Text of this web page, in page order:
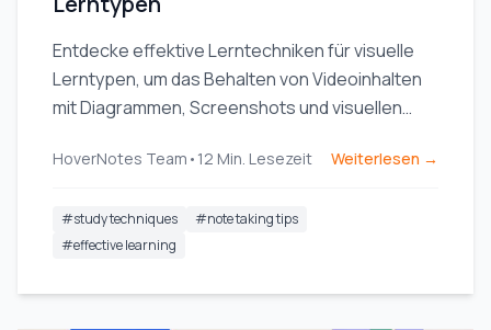
Entdecke effektive Lerntechniken für visuelle
Lerntypen, um das Behalten von Videoinhalten
mit Diagrammen, Screenshots und visuellen
HoverNotes Team • 12 Min. Lesezeit Weiterlesen →
#study techniques #note taking tips
#effective learning